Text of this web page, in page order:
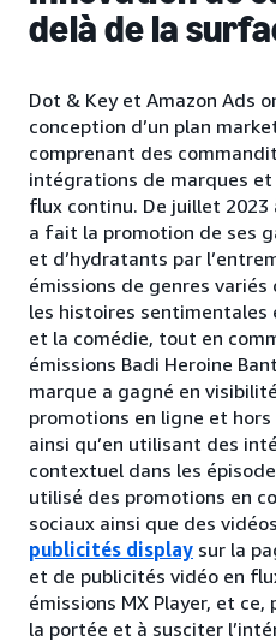
delà de la
Dot & Key et Amazon Ads
conception d’un plan
comprenant des
intégrations de marques
flux continu. De juillet
a fait la promotion de ses
et d’hydratants par
émissions de genres
les histoires sentimentales
et la comédie, tout en
émissions Badi Heroine
marque a gagné en
promotions en ligne et
ainsi qu’en utilisant des
contextuel dans les
utilisé des promotions en
sociaux ainsi que des
publicités display sur la
et de publicités vidéo en
émissions MX Player, et
la portée et à susciter